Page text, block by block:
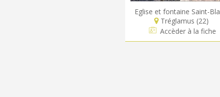
Eglise et fontaine Saint-
Tréglamus (22)
Accèder à la fiche